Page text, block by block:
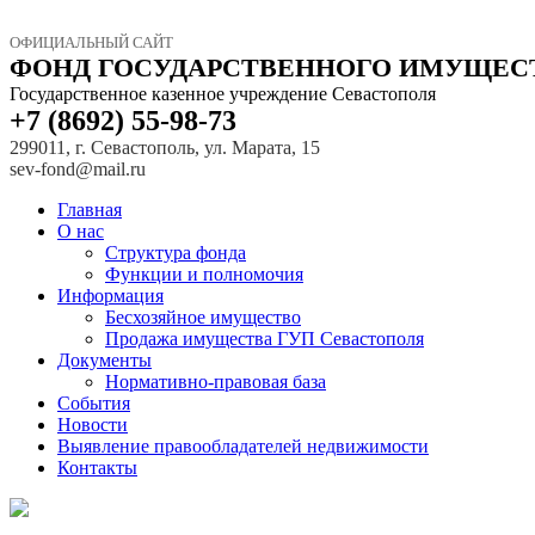
ОФИЦИАЛЬНЫЙ САЙТ
ФОНД ГОСУДАРСТВЕННОГО
Государственное казенное учреждение Севастополя
+7 (8692) 55-98-73
299011, г. Севастополь, ул. Марата, 15
sev-fond@mail.ru
Главная
О нас
Структура фонда
Функции и полномочия
Информация
Бесхозяйное имущество
Продажа имущества ГУП Севастополя
Документы
Нормативно-правовая база
События
Новости
Выявление правообладателей недвижимости
Контакты